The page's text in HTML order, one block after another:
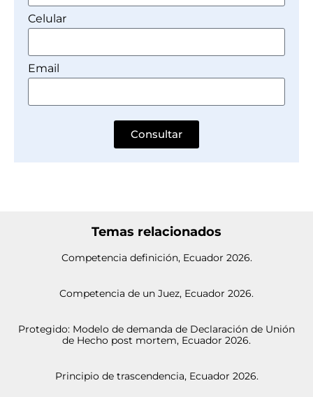
Celular
Email
Consultar
Temas relacionados
Competencia definición, Ecuador 2026.
Competencia de un Juez, Ecuador 2026.
Protegido: Modelo de demanda de Declaración de Unión
de Hecho post mortem, Ecuador 2026.
Principio de trascendencia, Ecuador 2026.